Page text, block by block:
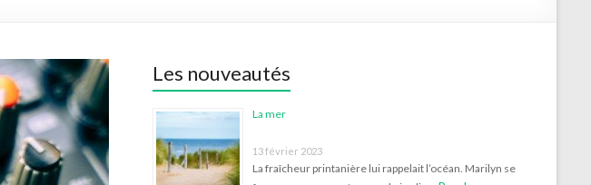
Les nouveautés
La mer
13 février 2023
La fraîcheur printanière lui rappelait l’océan. Marilyn se